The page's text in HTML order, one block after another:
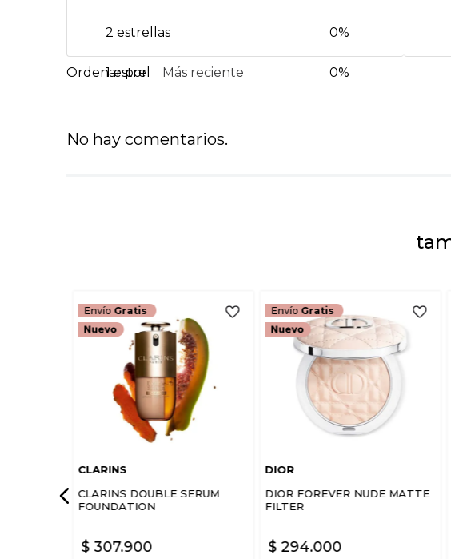
2 estrellas 0%
1 estrella 0%
Más reciente
No hay comentarios.
Envío Gratis
CLARINS
CLARINS DOUBLE SERUM
FOUNDATION
$ 307.900
Envío Gratis
DIOR
DIOR FOREVER NUDE MATTE
FILTER
$ 294.000